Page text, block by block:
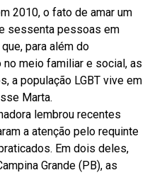
2010, o fato de amar um
sessenta pessoas em
para além do
meio familiar e social, as
a população LGBT vive em
Marta.
lembrou recentes
a atenção pelo requinte
Em dois deles,
Grande (PB), as